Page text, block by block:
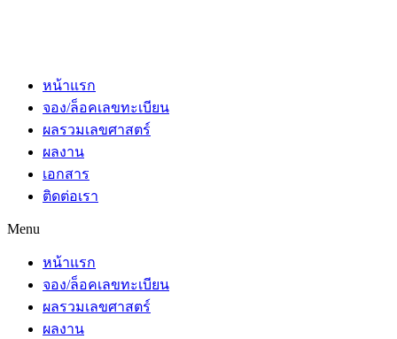
หน้าแรก
จอง/ล็อคเลขทะเบียน
ผลรวมเลขศาสตร์
ผลงาน
เอกสาร
ติดต่อเรา
Menu
หน้าแรก
จอง/ล็อคเลขทะเบียน
ผลรวมเลขศาสตร์
ผลงาน